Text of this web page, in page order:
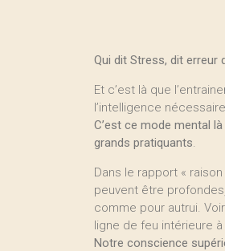
Qui dit Stress, dit erreur
Et c’est là que
l’intelligence
C’est ce mode mental
grands pratiquants.
Dans le rapport «
peuvent être
comme pour autrui.
ligne de feu intérieure
Notre conscience